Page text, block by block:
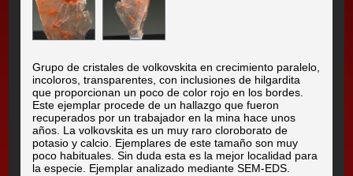
Grupo de cristales de volkovskita en crecimiento paralelo,
incoloros, transparentes, con inclusiones de hilgardita
que proporcionan un poco de color rojo en los bordes.
Este ejemplar procede de un hallazgo que fueron
recuperados por un trabajador en la mina hace unos
años. La volkovskita es un muy raro cloroborato de
potasio y calcio. Ejemplares de este tamaño son muy
poco habituales. Sin duda esta es la mejor localidad para
la especie. Ejemplar analizado mediante SEM-EDS.